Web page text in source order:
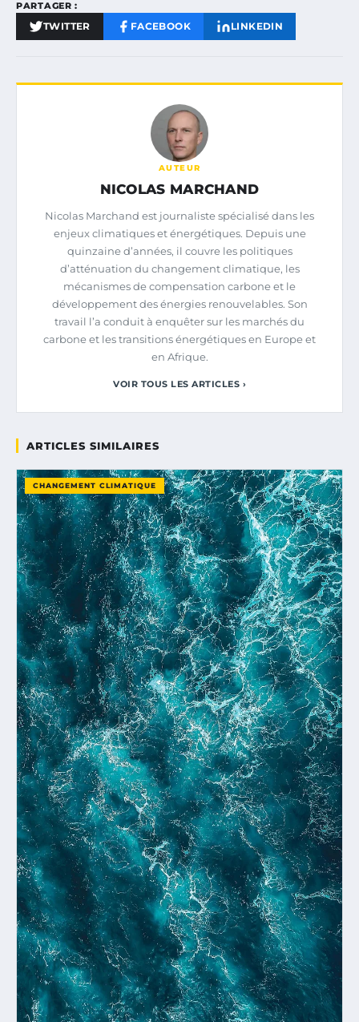
PARTAGER :
TWITTER FACEBOOK LINKEDIN
AUTEUR
NICOLAS MARCHAND
Nicolas Marchand est journaliste spécialisé dans les
enjeux climatiques et énergétiques. Depuis une
quinzaine d’années, il couvre les politiques
d’atténuation du changement climatique, les
mécanismes de compensation carbone et le
développement des énergies renouvelables. Son
travail l’a conduit à enquêter sur les marchés du
carbone et les transitions énergétiques en Europe et
en Afrique.
VOIR TOUS LES ARTICLES ›
ARTICLES SIMILAIRES
CHANGEMENT CLIMATIQUE